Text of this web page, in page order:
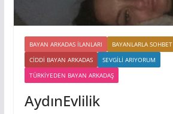
BAYAN ARKADAS ILANLARI
BAYANLARLA SOHBET
CIDDI BAYAN ARKADAS
SEVGILI ARIYORUM
TÜRKIYEDEN BAYAN ARKADAŞ
AydınEvlilik